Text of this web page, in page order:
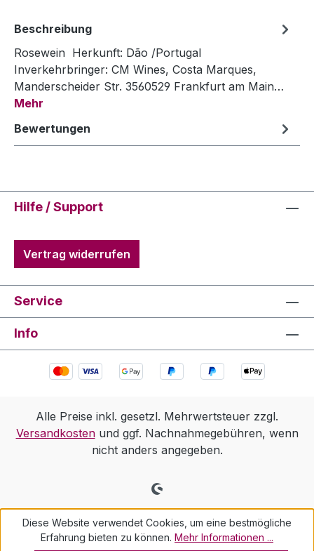
Beschreibung
Rosewein Herkunft: Dão /Portugal
Inverkehrbringer: CM Wines, Costa Marques,
Manderscheider Str. 3560529 Frankfurt am Main…
Mehr
Bewertungen
Hilfe / Support
Vertrag widerrufen
Service
Info
Alle Preise inkl. gesetzl. Mehrwertsteuer zzgl.
Versandkostenund ggf. Nachnahmegebühren, wenn
nicht anders angegeben.
Diese Website verwendet Cookies, um eine bestmögliche
Erfahrung bieten zu können. Mehr Informationen ...